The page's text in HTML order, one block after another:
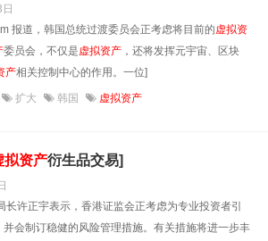
报道，韩国总统过渡委员会正考虑将目前的虚拟资
委员会，不仅是虚拟资产 ，还将发挥元宇宙、区块
产相关控制中心的作用。一位]
扩大 韩国 虚拟资产
拟资产衍生品交易]
长许正宇表示，香港证监会正考虑为专业投资者引
并会制订稳健的风险管理措施。有关措施将进一步丰